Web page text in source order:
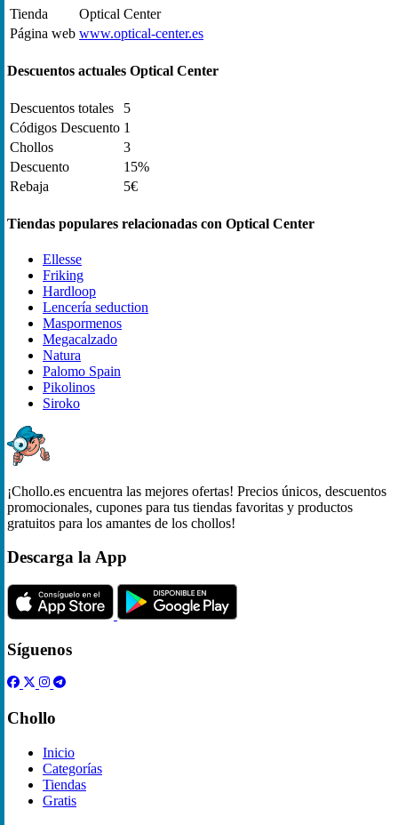
Tienda
Optical Center
Página web www.optical-center.es
Descuentos actuales Optical Center
Descuentos totales
5
Códigos Descuento 1
Chollos
3
Descuento
15%
Rebaja
5€
Tiendas populares relacionadas con Optical Center
Ellesse
Friking
Hardloop
Lencería seduction
Maspormenos
Megacalzado
Natura
Palomo Spain
Pikolinos
Siroko
¡Chollo.es encuentra las mejores ofertas! Precios únicos, descuentos
promocionales, cupones para tus tiendas favoritas y productos
gratuitos para los amantes de los chollos!
Descarga la App
Síguenos
Chollo
Inicio
Categorías
Tiendas
Gratis